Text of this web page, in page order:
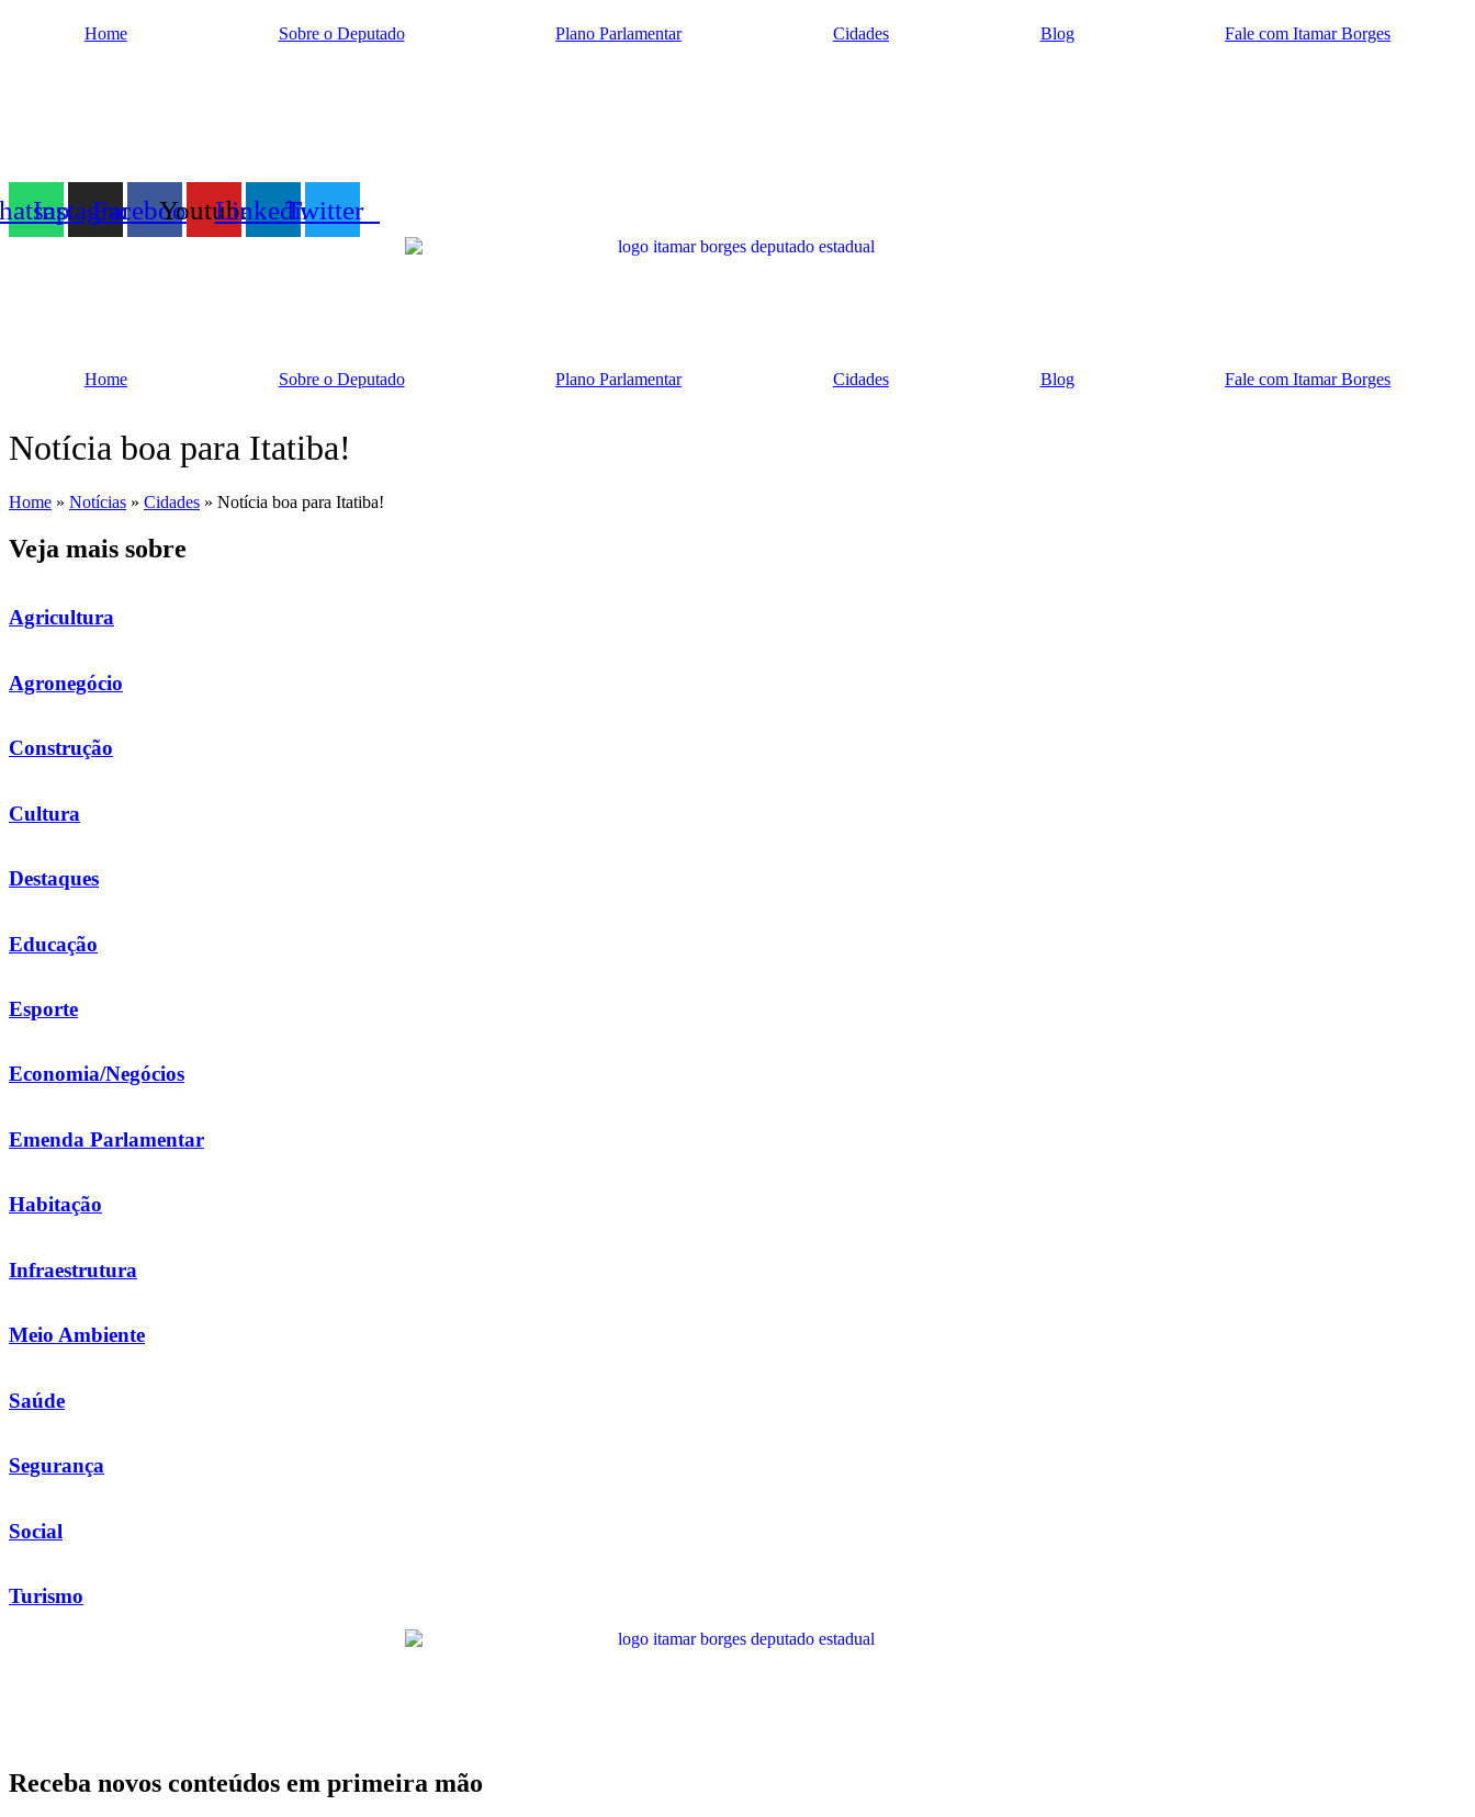
Home Sobre o Deputado Plano Parlamentar Cidades Blog Fale com Itamar Borges
InstagramFacebookYoutubeLinkedinTwitter
Home Sobre o Deputado Plano Parlamentar Cidades Blog Fale com Itamar Borges
Notícia boa para Itatiba!
Home » Notícias » Cidades » Notícia boa para Itatiba!
Veja mais sobre
Agricultura
Agronegócio
Construção
Cultura
Destaques
Educação
Esporte
Economia/Negócios
Emenda Parlamentar
Habitação
Infraestrutura
Meio Ambiente
Saúde
Segurança
Social
Turismo
Receba novos conteúdos em primeira mão